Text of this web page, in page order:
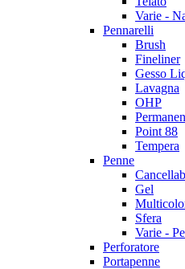
Varie -
Pennarelli
Brush
Fineliner
Gesso
Lavagna
OHP
Point 88
Tempera
Penne
Gel
Sfera
Varie -
Perforatore
Portapenne